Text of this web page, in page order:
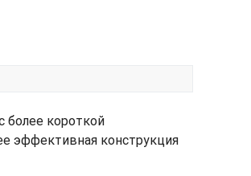
более короткой
эффективная конструкция